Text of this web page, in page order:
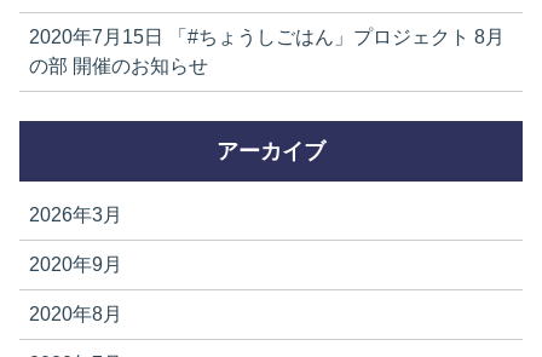
2020年7月15日
「#ちょうしごはん」プロジェクト 8月
の部 開催のお知らせ
アーカイブ
2026年3月
2020年9月
2020年8月